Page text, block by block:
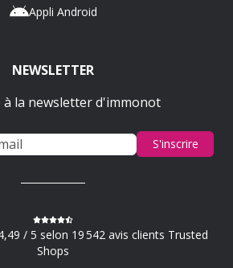
Appli Android
NEWSLETTER
à la newsletter d'immonot
S'inscrire
/ 5 selon 19 542 avis clients Trusted
Shops